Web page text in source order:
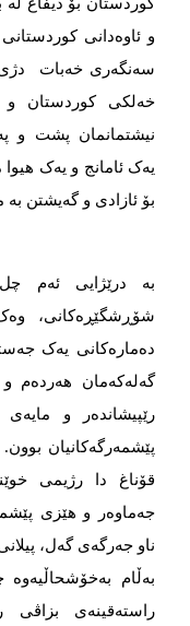
و ئاوەدانی
سەنگەری خەبات دژی
خەلکی کوردستان و
نیشتمانمان پشت و
یەک ئامانج و یەک
بۆ ئازادی و گەیشتن بە
بە درێژایی ئەم
شۆڕشگێڕەکانی،
دەمارەکانی یەک
گەلەکەمان هەردەم
رێپیشاندەر و
پێشمەرگەکانیان
قۆناغ دا رژیمی
جەماوەر و هێزی
ناو جەرگەی گەل،
بەڵام
راستەقینەی بزاڤی